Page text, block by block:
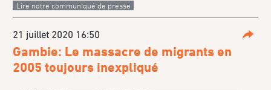
Lire notre communiqué de presse
21 juillet 2020 16:50
Gambie: Le massacre de migrants en
2005 toujours inexpliqué